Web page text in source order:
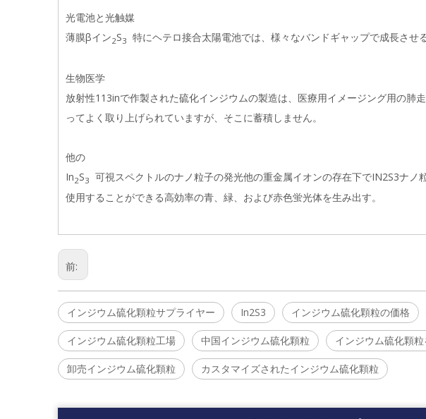
光電池と光触媒
薄膜βイン2S3 特にヘテロ接合太陽電池では、様々なバンドギャップで成長させ
生物医学
放射性113inで作製された硫化インジウムの製造は、医療用イメージング用の肺
ってよく取り上げられていますが、そこに蓄積しません。
他の
In2S3 可視スペクトルのナノ粒子の発光他の重金属イオンの存在下でIN2S3ナ
使用することができる高効率の青、緑、および赤色蛍光体を生み出す。
前:
インジウム硫化顆粒サプライヤー In2S3 インジウム硫化顆粒の価格
インジウム硫化顆粒工場 中国インジウム硫化顆粒 インジウム硫化顆粒
卸売インジウム硫化顆粒 カスタマイズされたインジウム硫化顆粒